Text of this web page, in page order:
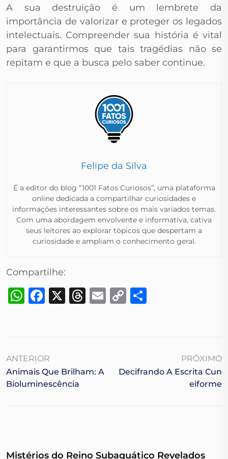
A sua destruição é um lembrete da
importância de valorizar e proteger os legados
intelectuais. Compreender sua história é vital
para garantirmos que tais tragédias não se
repitam e que a busca pelo saber continue.
Felipe da Silva
É a editor do blog “1001 Fatos Curiosos”, uma plataforma
online dedicada a compartilhar curiosidades e
informações interessantes sobre os mais variados temas.
Com uma abordagem envolvente e informativa, cativa
seus leitores ao explorar tópicos que despertam a
curiosidade e ampliam o conhecimento geral.​
Compartilhe:
WhatsApp
Facebook
X Threads
Email
Copy
ANTERIOR
Animais Que Brilham: A
Bioluminescência
PRÓXIMO
Decifrando A Escrita Cun
Eiforme
Mistérios do Reino Subaquático Revelados